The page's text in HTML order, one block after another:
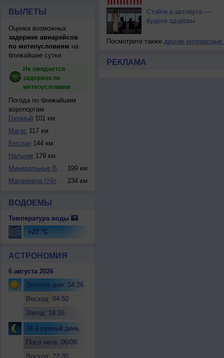
ВЫЛЕТЫ
Оценка возможных
задержек авиарейсов
по метеоусловиям на
ближайшие сутки
Не ожидается
задержек по
метеоусловиям
Погода по ближайшим
аэропортам
Грозный 101 км
Магас 117 км
Беслан 144 км
Нальчик179 км
Минеральные Воды
199 км
Махачкала (Уйташ)
234 км
ВОДОЕМЫ
Температура воды
+27 °C
АСТРОНОМИЯ
6 августа 2026
Долгота дня: 14:26
Восход: 04:50
Заход: 19:16
24-й лунный день
Посл.четв. 06/08
Восход: 22:35
Стойте в автобусе —
будете здоровы
Посмотрите также другие интересные
РЕКЛАМА